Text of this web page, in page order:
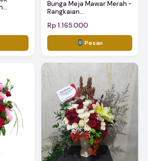
Bunga Meja Mawar Merah -
Rangkaian...
Rp 1.165.000
Pesan